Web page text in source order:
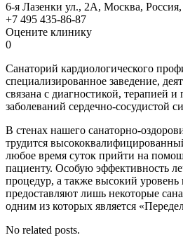
6-я Лазенки ул., 2А, Москва, Россия,
+7 495 435-86-87
Оцените клинику
0
Санаторий кардиологического
специализированное заведение,
связана с диагностикой, терапией
заболеваний сердечно-сосудистой
В стенах нашего санаторно-
трудится
любое время суток прийти на
пациенту. Особую эффективность
процедур, а также высокий уровень
предоставляют лишь некоторые
одним из которых является
No related posts.